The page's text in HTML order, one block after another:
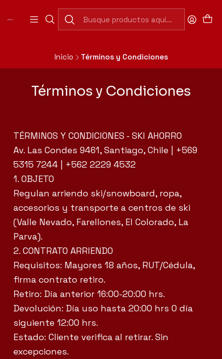
Abierto Domingo a Jueves de 7:30 a 20:00 hrs
(Cerrado 13:00 a 15:30hrs).
Abierto Viernes y Sábado de 7:30 a 20:00 hrs. Horario
Inicio Términos y Condiciones
Términos y Condiciones
TÉRMINOS Y CONDICIONES - SKI AHORRO
Av. Las Condes 9461, Santiago, Chile | +569
5315 7244 | +562 2229 4532
1. OBJETO
Regulan arriendo ski/snowboard, ropa,
accesorios y transporte a centros de ski
(Valle Nevado, Farellones, El Colorado, La
Parva).
2. CONTRATO ARRIENDO
Requisitos: Mayores 18 años, RUT/Cédula,
firma contrato retiro.
Retiro: Día anterior 16:00-20:00 hrs.
Devolución: Día uso hasta 20:00 hrs O día
siguiente 12:00 hrs.
Estado: Cliente verifica al retirar. Sin
excepciones.